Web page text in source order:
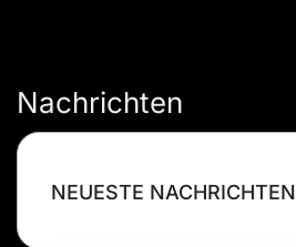
Nachrichten
NEUESTE NACHRICHTEN